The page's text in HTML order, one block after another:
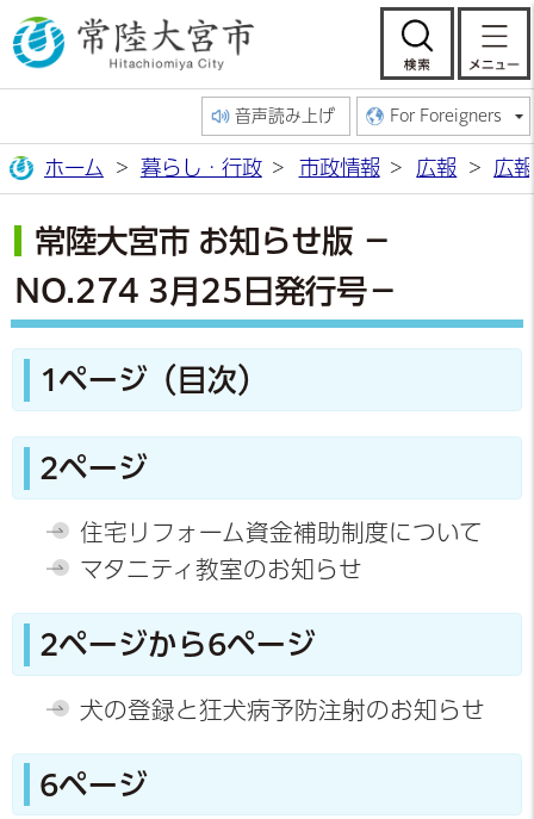
常陸大宮市公
検
音声読み上げ For Foreigners
ホーム 暮らし・行政 市政情報 広報 広
常陸大宮市 お知らせ版 －
NO.274 3月25日発行号－
1ページ（目次）
2ページ
住宅リフォーム資金補助制度について
マタニティ教室のお知らせ
2ページから6ページ
犬の登録と狂犬病予防注射のお知らせ
6ページ